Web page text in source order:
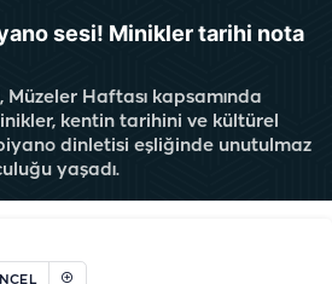
sesi! Minikler tarihi nota
Müzeler Haftası kapsamında
kentin tarihini ve kültürel
dinletisi eşliğinde unutulmaz
yaşadı.